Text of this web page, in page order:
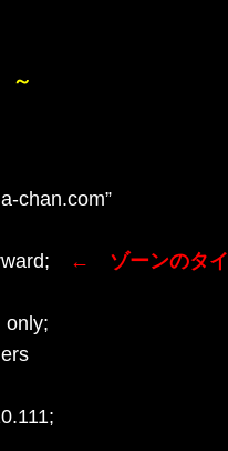
～
chan.com”
← ゾーンのタイ